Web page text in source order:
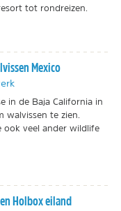
tot rondreizen.
Mexico
in de Baja California in
walvissen te zien.
ook veel ander wildlife
Holbox eiland